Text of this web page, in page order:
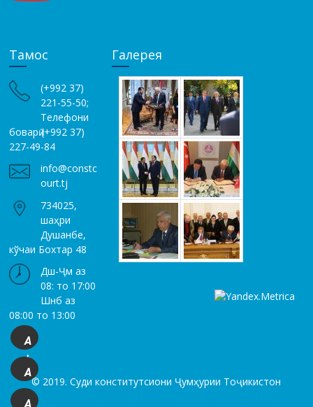
Тамос
(+992 37)
221-55-50;
Телефони
боварӣ (+992 37)
227-49-84
info@constc
ourt.tj
734025,
шаҳри
Душанбе,
кўчаи Бохтар 48
Дш-Ҷм аз
08: то 17:00
Шнб аз
08:00 то 13:00
Галерея
© 2019. Суди конститутсиони Ҷумҳурии Тоҷикистон
A
+
A
A